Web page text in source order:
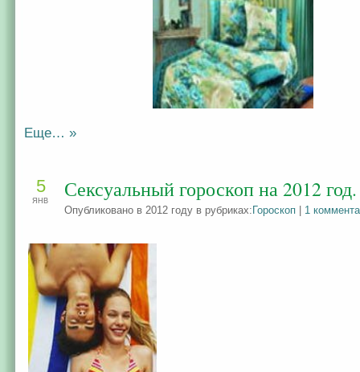
Еще… »
Сексуальный гороскоп на 2012 год.
Опубликовано в 2012 году в рубриках:Гороскоп | 1
5
ЯНВ